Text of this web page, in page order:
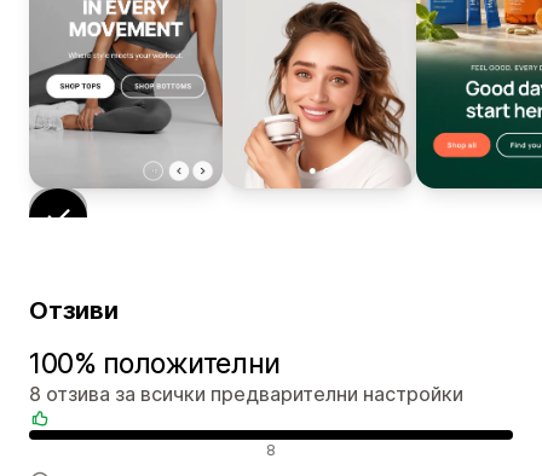
Отзиви
100% положителни
8 отзива за всички предварителни настройки
8